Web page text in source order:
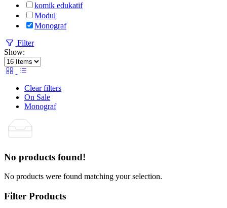
komik edukatif
Modul
Monograf
Filter
Show:
Clear filters
On Sale
Monograf
No products found!
No products were found matching your selection.
Filter Products